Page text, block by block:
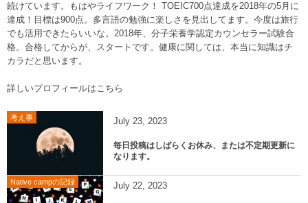
続けています。もはやライフワーク！ TOEIC700点達成を2018年の5月に
達成！目標は900点。多言語の勉強に楽しさを見出してます。今度は旅行
でも活用できたらいいな。2018年、分子栄養学認定カウンセラー試験合
格。合格してからが、スタートです。健康に関しては、本当に知識はチ
カラだと思います。
詳しいプロフィールはこちら
考え事 July 23, 2023
毎日投稿はしばらくお休み、または不定期更新に
なります。
Native campの記録 July 22, 2023